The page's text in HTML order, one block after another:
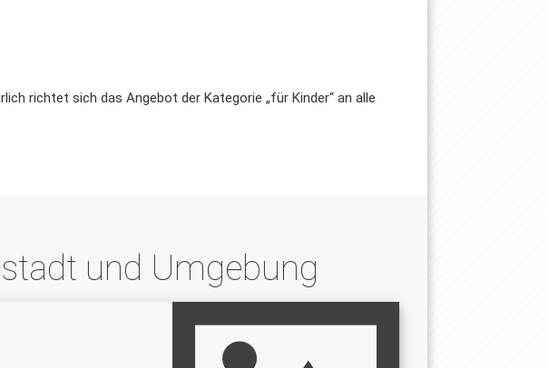
richtet sich das Angebot der Kategorie „für Kinder“ an alle
und Umgebung